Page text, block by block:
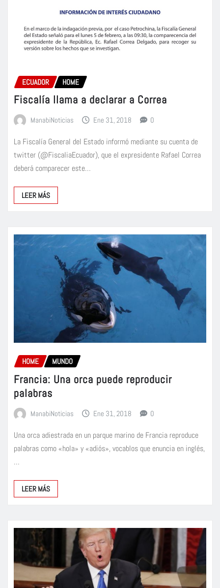
ECUADOR HOME
Fiscalía llama a declarar a Correa
ManabiNoticias Ene 31, 2018 0
La Fiscalía General del Estado informó mediante su cuenta de
twitter (@FiscaliaEcuador), que el expresidente Rafael Correa
deberá comparecer este…
LEER MÁS
HOME MUNDO
Francia: Una orca puede reproducir
palabras
ManabiNoticias Ene 31, 2018 0
Una orca adiestrada en un parque marino de Francia reproduce
palabras como «hola» y «adiós», vocablos que enuncia en inglés,
…
LEER MÁS